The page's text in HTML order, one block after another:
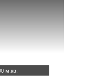
м.кв.